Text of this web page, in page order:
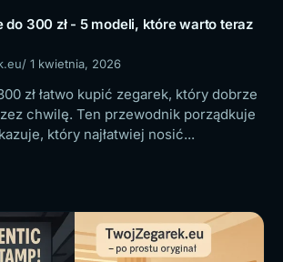
do 300 zł - 5 modeli, które warto teraz
/ 1 kwietnia, 2026
zł łatwo kupić zegarek, który dobrze
chwilę. Ten przewodnik porządkuje
który najłatwiej nosić...